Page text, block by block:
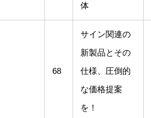
体
68
サイン関連の
新製品とその
仕様、圧倒的
な価格提案
を！